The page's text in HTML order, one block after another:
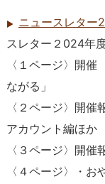
ニュースレター
スレター２024年
〈１ページ〉開
ながる」
〈２ページ〉開
アカウント編ほ
〈３ページ〉開
〈４ページ〉・